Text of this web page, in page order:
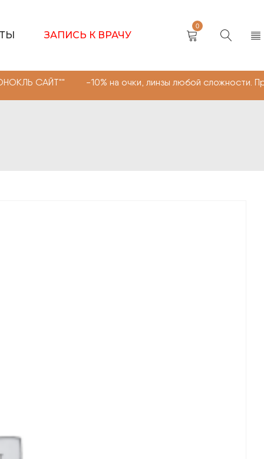
ЗАПИСЬ К ВРАЧУ
0
на очки, линзы любой сложности.